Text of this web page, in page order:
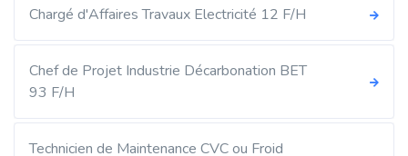
Chargé d'Affaires Travaux Electricité 12 F/H
Chef de Projet Industrie Décarbonation BET
93 F/H
Technicien de Maintenance CVC ou Froid